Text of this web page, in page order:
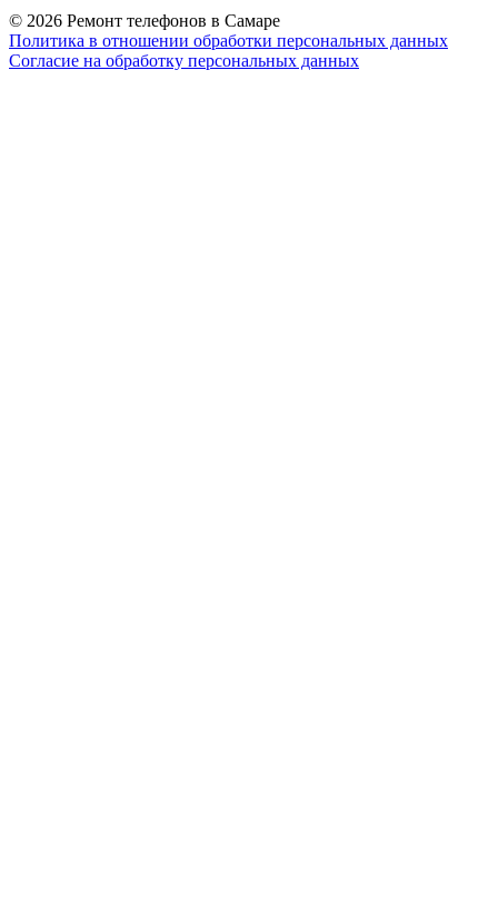
© 2026 Ремонт телефонов в Самаре
Политика в отношении обработки персональных данных
Согласие на обработку персональных данных